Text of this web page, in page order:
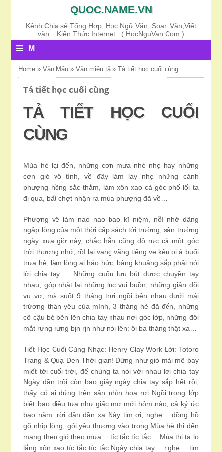
QUOC.NAME.VN
Kênh Chia sẻ Tổng Hợp, Học Ngữ Văn, Soạn Văn,Viết
văn... Kiến Thức Internet...( HocNguVan.Com )
≡
M
N
U
Home »Văn Mấu »Văn miêu tả»Tả tiết học cuối cùng
Tả tiết học cuối cùng
TẢ TIẾT HỌC CUỐI
CÙNG
Mùa hè lại đến, những cơn mưa nhè nhẹ hay những
cơn gió vô tình, về đây làm lay nhẹ những cánh
phượng hồng sắc thắm, làm xôn xao cả góc phố lối ta
đi qua, bất chợt nhận ra mùa phượng đã về…
Phượng về làm nao nao bao kĩ niệm, nỗI nhớ dâng
ngập lòng của một thời cấp sách tới trường, sân trường
ngày xưa giờ này, chắc hẳn cũng đỏ rực cả một góc
trời thương nhớ, rồI lại vang vãng tiếng ve kêu oi ả buổi
trưa hè, làm lòng ai háo hức, bâng khuâng sắp phải nói
lời chia tay … Những cuốn lưu bút được chuyền tay
nhau, góp nhặt lại những lúc vui buồn, những giận dõi
vu vơ, mà suốt 9 tháng trời ngồi bên nhau dưới mái
trừơng thân yêu của mình, 3 tháng hè đã đến, những
cô cậu bé bẽn lẽn chia tay nhau nơi góc lớp, những đôi
mắt rưng rưng bịn rịn như nói lên: ôi ba tháng thật xa…
Tiết Học Cuối Cùng Nhạc: Henry Clay Work Lời: Totoro
Trang & Quạ Đen Thời gian! Đừng như gió mải mê bay
miết tới cuối trời, để chúng ta nói với nhau lời chia tay
Ngày dần trôi còn bao giây ngày chia tay sắp hết rồi,
thấy có ai đứng trên sân nhìn hoa rơi Ngồi trong lớp
biết bao điều tựa như giấc mơ mới hôm nào, cả ký ức
bao năm trời dần dần xa Này tim ơi, nghe… đồng hồ
gõ nhịp lòng, gói yêu thương vào trong Mùa hè thi đến
mang theo gió theo mưa… tíc tắc tíc tắc… Mùa thi ta lo
lắng xôn xao tíc tắc tíc tắc Ngày chia tay… nghe… tim